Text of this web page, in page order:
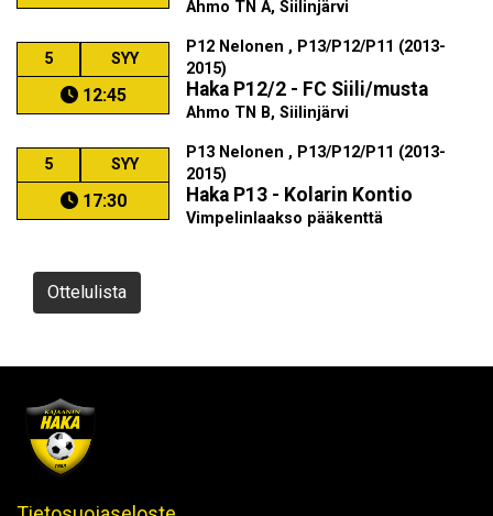
Ahmo TN A, Siilinjärvi
5 SYY
12:45
P12 Nelonen , P13/P12/P11 (2013-
2015)
Haka P12/2 - FC Siili/musta
Ahmo TN B, Siilinjärvi
5 SYY
17:30
P13 Nelonen , P13/P12/P11 (2013-
2015)
Haka P13 - Kolarin Kontio
Vimpelinlaakso pääkenttä
Ottelulista